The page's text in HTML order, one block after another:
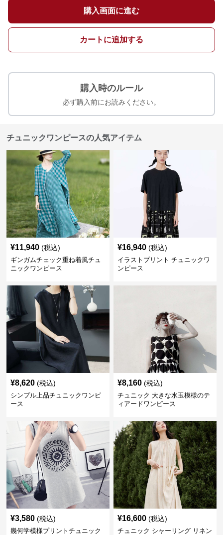
購入画面に進む
カートに追加する
購入時のルール
必ず購入前にお読みください。
チュニックワンピースの人気アイテム
¥11,940 (税込)
ギンガムチェック重ね着風チュ
ニックワンピース
¥16,940 (税込)
イラストプリント チュニックワ
ンピース
¥8,620 (税込)
シンプル上品チュニックワンピ
ース
¥8,160 (税込)
チュニック 大きな水玉模様のテ
ィアードワンピース
¥3,580 (税込)
幾何学模様プリントチュニック
¥16,600 (税込)
チュニック シャーリング リネン